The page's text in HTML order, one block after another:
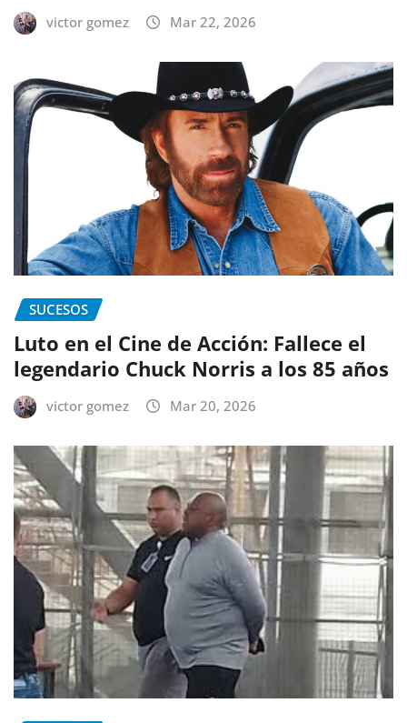
victor gomez Mar 22, 2026
SUCESOS
Luto en el Cine de Acción: Fallece el
legendario Chuck Norris a los 85 años
victor gomez Mar 20, 2026